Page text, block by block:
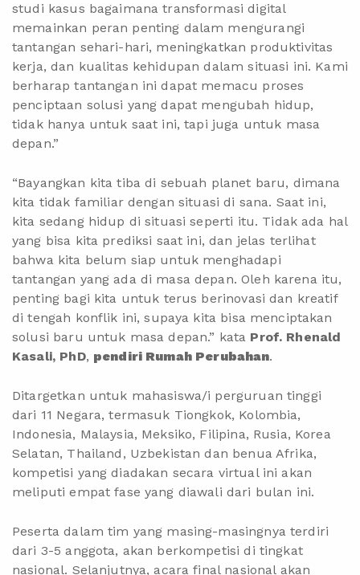
studi kasus bagaimana transformasi digital
memainkan peran penting dalam mengurangi
tantangan sehari-hari, meningkatkan produktivitas
kerja, dan kualitas kehidupan dalam situasi ini. Kami
berharap tantangan ini dapat memacu proses
penciptaan solusi yang dapat mengubah hidup,
tidak hanya untuk saat ini, tapi juga untuk masa
depan.”
“Bayangkan kita tiba di sebuah planet baru, dimana
kita tidak familiar dengan situasi di sana. Saat ini,
kita sedang hidup di situasi seperti itu. Tidak ada hal
yang bisa kita prediksi saat ini, dan jelas terlihat
bahwa kita belum siap untuk menghadapi
tantangan yang ada di masa depan. Oleh karena itu,
penting bagi kita untuk terus berinovasi dan kreatif
di tengah konflik ini, supaya kita bisa menciptakan
solusi baru untuk masa depan.” kata Prof. Rhenald
Kasali, PhD, pendiri Rumah Perubahan.
Ditargetkan untuk mahasiswa/i perguruan tinggi
dari 11 Negara, termasuk Tiongkok, Kolombia,
Indonesia, Malaysia, Meksiko, Filipina, Rusia, Korea
Selatan, Thailand, Uzbekistan dan benua Afrika,
kompetisi yang diadakan secara virtual ini akan
meliputi empat fase yang diawali dari bulan ini.
Peserta dalam tim yang masing-masingnya terdiri
dari 3-5 anggota, akan berkompetisi di tingkat
nasional. Selanjutnya, acara final nasional akan